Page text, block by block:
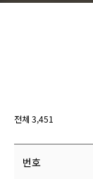
전체 3,451
번호